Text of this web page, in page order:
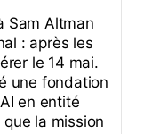
Sam Altman
: après les
le 14 mai.
une fondation
en entité
la mission